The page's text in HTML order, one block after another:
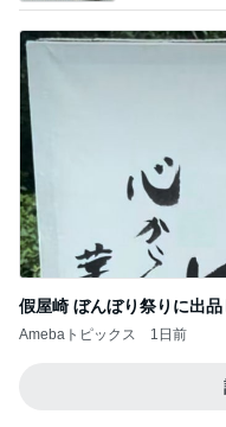
假屋崎 ぼんぼり祭りに出
Amebaトピックス 1日前